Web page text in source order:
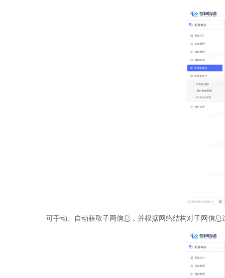
可手动、自动获取子网信息，并根据网络结构对子网信息